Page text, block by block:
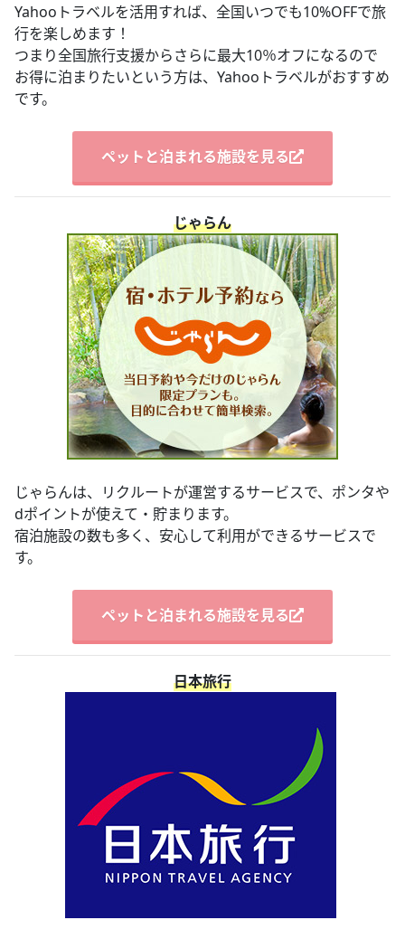
Yahooトラベルを活用すれば、全国いつでも10%OFFで旅
行を楽しめます！
つまり全国旅行支援からさらに最大10％オフになるので
お得に泊まりたいという方は、Yahooトラベルがおすすめ
です。
ペットと泊まれる施設を見る
じゃらん
じゃらんは、リクルートが運営するサービスで、ポンタや
dポイントが使えて・貯まります。
宿泊施設の数も多く、安心して利用ができるサービスで
す。
ペットと泊まれる施設を見る
日本旅行